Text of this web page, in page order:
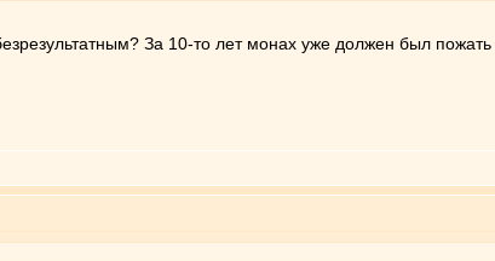
За 10-то лет монах уже должен был